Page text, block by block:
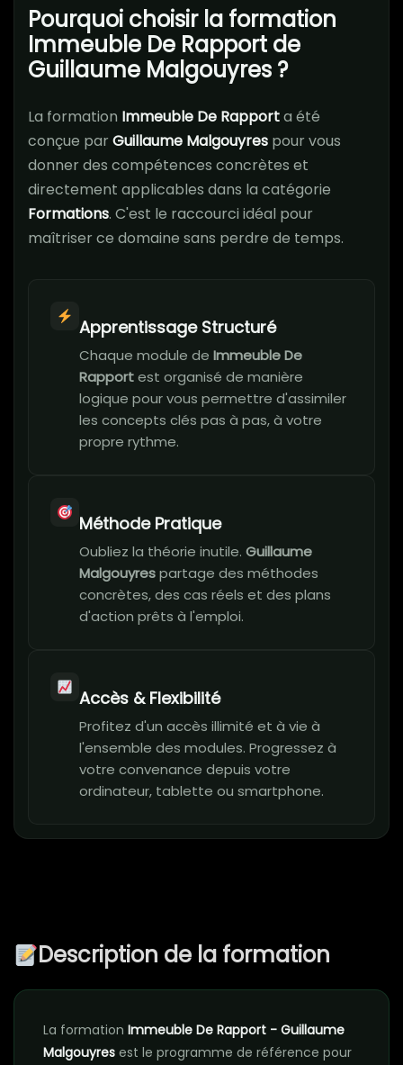
Pourquoi choisir la formation
Immeuble De Rapport de
Guillaume Malgouyres ?
La formation Immeuble De Rapporta été
conçue parGuillaume Malgouyres pour vous
donner des compétences concrètes et
directement applicables dans la catégorie
Formations. C'est le raccourci idéal pour
maîtriser ce domaine sans perdre de temps.
Apprentissage Structuré
Chaque module de Immeuble De
Rapportest organisé de manière
logique pour vous permettre d'assimiler
les concepts clés pas à pas, à votre
propre rythme.
Méthode Pratique
Oubliez la théorie inutile. Guillaume
Malgouyrespartage des méthodes
concrètes, des cas réels et des plans
d'action prêts à l'emploi.
Accès & Flexibilité
Profitez d'un accès illimité et à vie à
l'ensemble des modules. Progressez à
votre convenance depuis votre
ordinateur, tablette ou smartphone.
Description de la formation
La formation Immeuble De Rapport - Guillaume
Malgouyres est le programme de référence pour